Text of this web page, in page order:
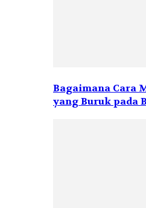
Bagaimana Cara
yang Buruk pada